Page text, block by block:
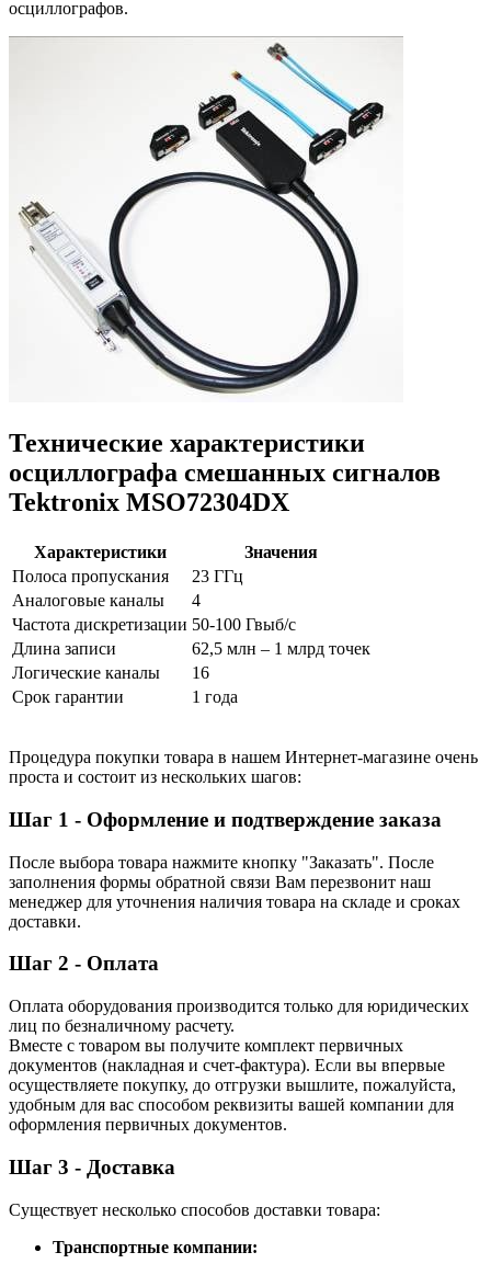
осциллографов.
Технические характеристики
осциллографа смешанных сигналов
Tektronix MSO72304DX
Характеристики
Значения
Полоса пропускания
23 ГГц
Аналоговые каналы
4
Частота дискретизации 50-100 Гвыб/с
Длина записи
62,5 млн – 1 млрд точек
Логические каналы
16
Срок гарантии
1 года
Процедура покупки товара в нашем Интернет-магазине очень
проста и состоит из нескольких шагов:
Шаг 1 - Оформление и подтверждение заказа
После выбора товара нажмите кнопку "Заказать". После
заполнения формы обратной связи Вам перезвонит наш
менеджер для уточнения наличия товара на складе и сроках
доставки.
Шаг 2 - Оплата
Оплата оборудования производится только для юридических
лиц по безналичному расчету.
Вместе с товаром вы получите комплект первичных
документов (накладная и счет-фактура). Если вы впервые
осуществляете покупку, до отгрузки вышлите, пожалуйста,
удобным для вас способом реквизиты вашей компании для
оформления первичных документов.
Шаг 3 - Доставка
Существует несколько способов доставки товара:
Транспортные компании: